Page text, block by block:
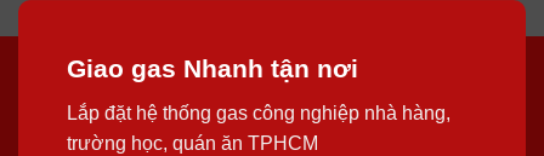
Giao gas Nhanh tận nơi
Lắp đặt hệ thống gas công nghiệp nhà hàng,
trường học, quán ăn TPHCM